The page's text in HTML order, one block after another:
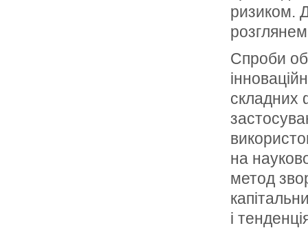
ризиком.
Спроби
складних
на
метод
і